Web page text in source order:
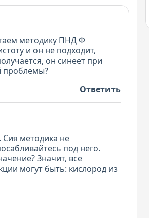
методику ПНД Ф
и он не подходит,
он синеет при
проблемы?
Ответить
Сия методика не
под него.
Значит, все
могут быть: кислород из